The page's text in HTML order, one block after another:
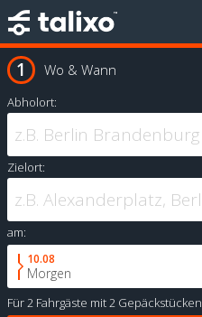
Wo & Wann
Abholort:
Zielort:
am:
10.08
Morgen
Für2 Fahrgäste mit2 Gepäckstücken